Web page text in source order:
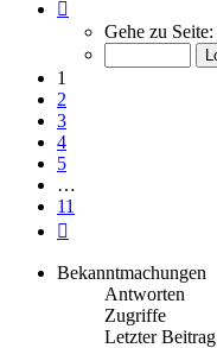
von
Gehe zu Seite:
1
2
3
4
5
…
11
Bekanntmachungen
Antworten
Zugriffe
Letzter Beitrag